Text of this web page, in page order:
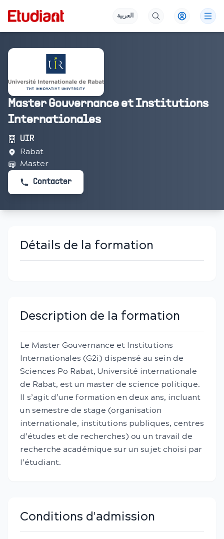
العربية
Master Gouvernance et Institutions
Internationales
UIR
Rabat
Master
Contacter
Détails de la formation
Description de la formation
Le Master Gouvernance et Institutions
Internationales (G2i) dispensé au sein de
Sciences Po Rabat, Université internationale
de Rabat, est un master de science politique.
Il s’agit d’une formation en deux ans, incluant
un semestre de stage (organisation
internationale, institutions publiques, centres
d’études et de recherches) ou un travail de
recherche académique sur un sujet choisi par
l’étudiant.
Conditions d'admission